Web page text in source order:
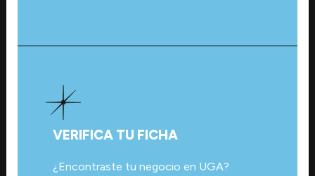
VERIFICA TU FICHA
¿Encontraste tu negocio en UGA?